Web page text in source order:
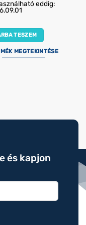
was:eddig:
TESZEM
MEGTEKINTÉSE
és kapjon